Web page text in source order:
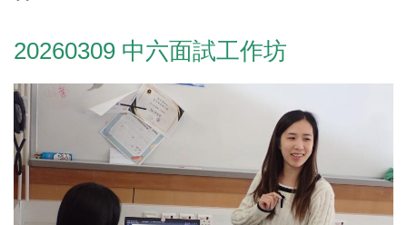
20260309 中六面試工作坊